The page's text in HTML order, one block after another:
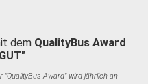
dem QualityBus Award
"QualityBus Award" wird jährlich an